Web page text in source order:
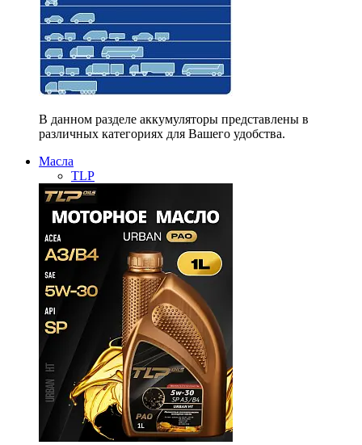
В данном разделе аккумуляторы представлены в
различных категориях для Вашего удобства.
Масла
TLP